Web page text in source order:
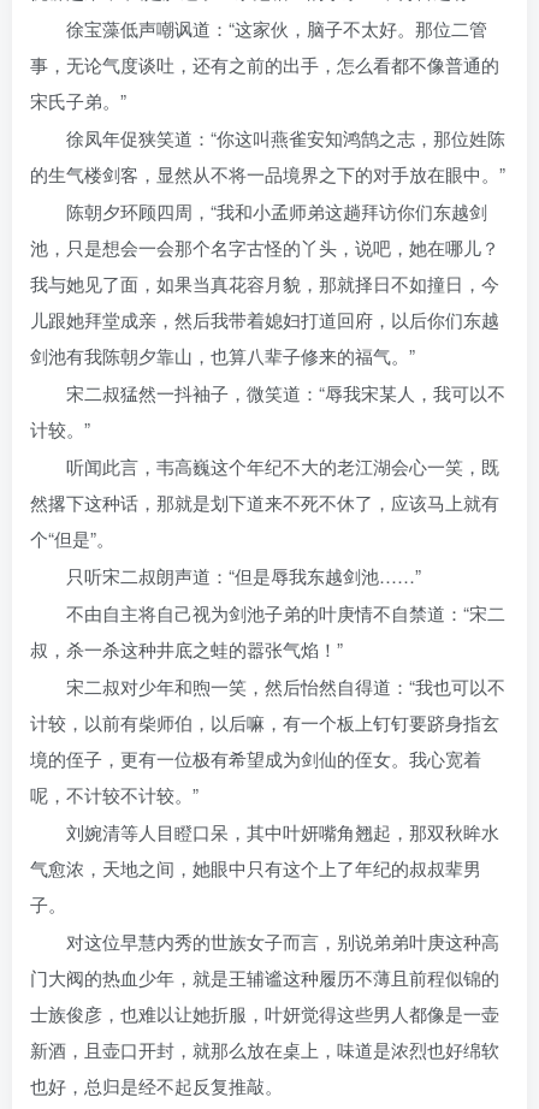
徐宝藻低声嘲讽道：“这家伙，脑子不太好。那位二管
事，无论气度谈吐，还有之前的出手，怎么看都不像普通的
宋氏子弟。”
徐凤年促狭笑道：“你这叫燕雀安知鸿鹄之志，那位姓陈
的生气楼剑客，显然从不将一品境界之下的对手放在眼中。”
陈朝夕环顾四周，“我和小孟师弟这趟拜访你们东越剑
池，只是想会一会那个名字古怪的丫头，说吧，她在哪儿？
我与她见了面，如果当真花容月貌，那就择日不如撞日，今
儿跟她拜堂成亲，然后我带着媳妇打道回府，以后你们东越
剑池有我陈朝夕靠山，也算八辈子修来的福气。”
宋二叔猛然一抖袖子，微笑道：“辱我宋某人，我可以不
计较。”
听闻此言，韦高巍这个年纪不大的老江湖会心一笑，既
然撂下这种话，那就是划下道来不死不休了，应该马上就有
个“但是”。
只听宋二叔朗声道：“但是辱我东越剑池……”
不由自主将自己视为剑池子弟的叶庚情不自禁道：“宋二
叔，杀一杀这种井底之蛙的嚣张气焰！”
宋二叔对少年和煦一笑，然后怡然自得道：“我也可以不
计较，以前有柴师伯，以后嘛，有一个板上钉钉要跻身指玄
境的侄子，更有一位极有希望成为剑仙的侄女。我心宽着
呢，不计较不计较。”
刘婉清等人目瞪口呆，其中叶妍嘴角翘起，那双秋眸水
气愈浓，天地之间，她眼中只有这个上了年纪的叔叔辈男
子。
对这位早慧内秀的世族女子而言，别说弟弟叶庚这种高
门大阀的热血少年，就是王辅谧这种履历不薄且前程似锦的
士族俊彦，也难以让她折服，叶妍觉得这些男人都像是一壶
新酒，且壶口开封，就那么放在桌上，味道是浓烈也好绵软
也好，总归是经不起反复推敲。